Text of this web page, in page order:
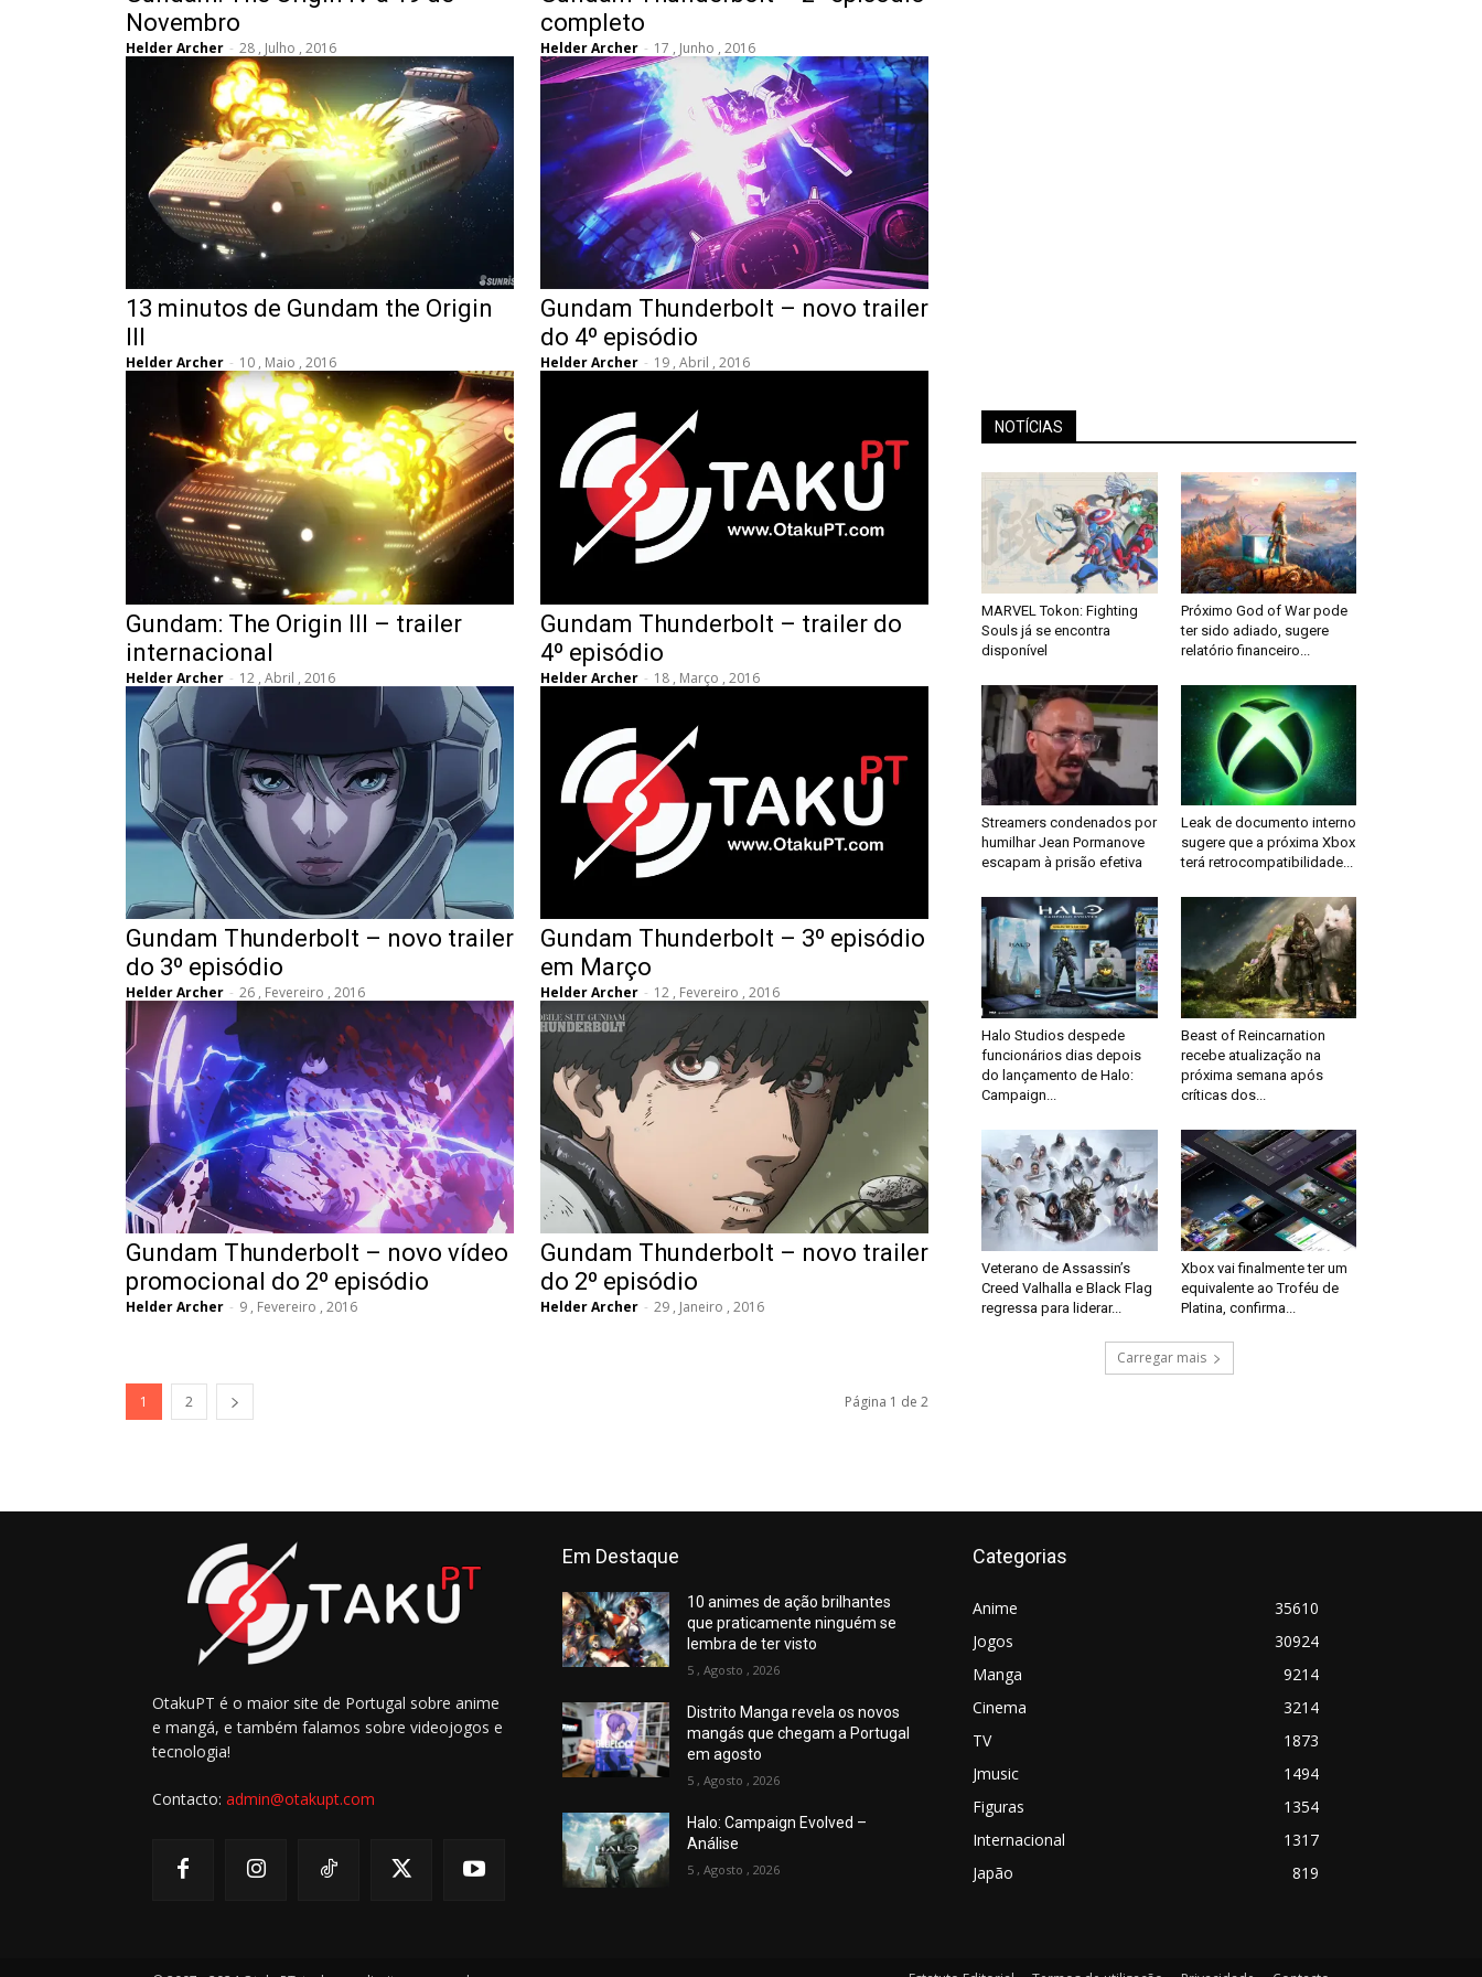
Novembro
Helder Archer - 28 , Julho , 2016
completo
Helder Archer - 17 , Junho , 2016
13 minutos de Gundam the Origin
Helder Archer - 10 , Maio , 2016
Gundam Thunderbolt – novo trailer
do 4º episódio
Helder Archer - 19 , Abril , 2016
Gundam: The Origin III – trailer
internacional
Helder Archer - 12 , Abril , 2016
Gundam Thunderbolt – trailer do
4º episódio
Helder Archer - 18 , Março , 2016
Gundam Thunderbolt – novo trailer
do 3º episódio
Helder Archer - 26 , Fevereiro , 2016
Gundam Thunderbolt – 3º episódio
em Março
Helder Archer - 12 , Fevereiro , 2016
Gundam Thunderbolt – novo vídeo
promocional do 2º episódio
Helder Archer - 9 , Fevereiro , 2016
Gundam Thunderbolt – novo trailer
do 2º episódio
Helder Archer - 29 , Janeiro , 2016
1 2 Página 1 de 2
NOTÍCIAS
MARVEL Tokon: Fighting
Souls já se encontra
disponível
Próximo God of War pode
ter sido adiado, sugere
relatório financeiro...
Streamers condenados por
humilhar Jean Pormanove
escapam à prisão efetiva
Leak de documento interno
sugere que a próxima Xbox
terá retrocompatibilidade...
Halo Studios despede
funcionários dias depois
do lançamento de Halo:
Campaign...
Beast of Reincarnation
recebe atualização na
próxima semana após
críticas dos...
Veterano de Assassin’s
Creed Valhalla e Black Flag
regressa para liderar...
Xbox vai finalmente ter um
equivalente ao Troféu de
Platina, confirma...
Carregar mais
OtakuPT é o maior site de Portugal sobre anime
e mangá, e também falamos sobre videojogos e
tecnologia!
Contacto: admin@otakupt.com
Em Destaque
10 animes de ação brilhantes
que praticamente ninguém se
lembra de ter visto
5 , Agosto , 2026
Distrito Manga revela os novos
mangás que chegam a Portugal
em agosto
5 , Agosto , 2026
Halo: Campaign Evolved –
Análise
5 , Agosto , 2026
Categorias
Anime
35610
Jogos
30924
Manga
9214
Cinema
3214
TV
1873
Jmusic
1494
Figuras
1354
Internacional
1317
Japão
819